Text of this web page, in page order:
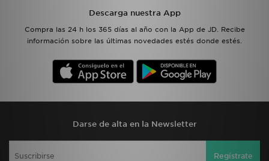
Descarga nuestra App
Compra las 24 h los 365 días al año con la App de JD. Recibe
información sobre las últimas novedades estés donde estés.
Darse de alta en la Newsletter
Regístrate